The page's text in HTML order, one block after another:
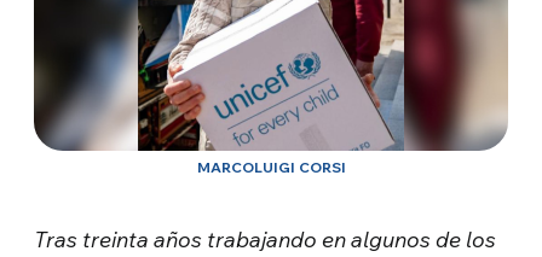
MARCOLUIGI CORSI
Tras treinta años trabajando en algunos de los